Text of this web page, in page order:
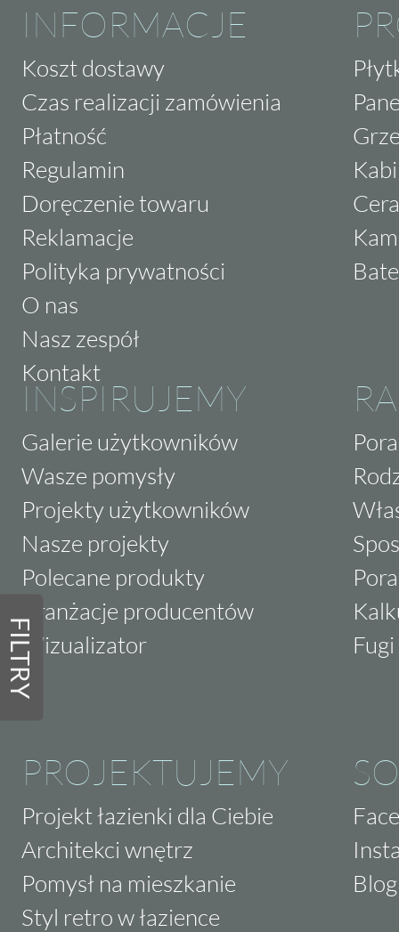
FILTRY
INFORMACJE
Koszt dostawy
Czas realizacji zamówienia
Płatność
Regulamin
Doręczenie towaru
Reklamacje
Polityka prywatności
O nas
Nasz zespół
Kontakt
INSPIRUJEMY
Galerie użytkowników
Wasze pomysły
Projekty użytkowników
Nasze projekty
Polecane produkty
Aranżacje producentów
Wizualizator
PROJEKTUJEMY
Projekt łazienki dla Ciebie
Architekci wnętrz
Pomysł na mieszkanie
Styl retro w łazience
Blog